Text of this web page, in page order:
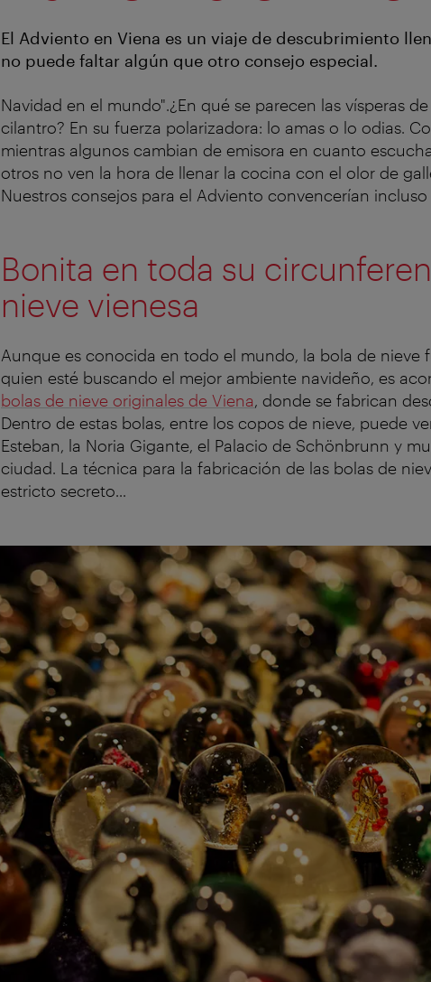
El Adviento en Viena es un viaje de descubrimiento
no puede faltar algún que otro consejo especial.
Navidad en el mundo".¿En qué se parecen las vísperas
cilantro? En su fuerza polarizadora: lo amas o lo odias.
mientras algunos cambian de emisora en cuanto
otros no ven la hora de llenar la cocina con el olor de
Nuestros consejos para el Adviento convencerían incluso
Bonita en toda su
nieve vienesa
Aunque es conocida en todo el mundo, la bola de nieve
quien esté buscando el mejor ambiente navideño, es
bolas de nieve originales de Viena, donde se fabrican
Dentro de estas bolas, entre los copos de nieve, puede
Esteban, la Noria Gigante, el Palacio de Schönbrunn y
ciudad. La técnica para la fabricación de las bolas de
estricto secreto...